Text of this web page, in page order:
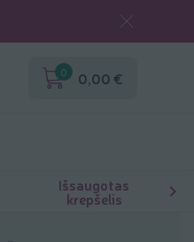
0 0,00 €
Išsaugotas
krepšelis